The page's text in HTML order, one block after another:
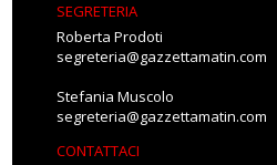
SEGRETERIA
Roberta Prodoti
segreteria@gazzettamatin.com
Stefania Muscolo
segreteria@gazzettamatin.com
CONTATTACI